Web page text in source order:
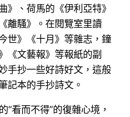
》、荷馬的《伊利亞特》
離騷》。在閱覽室里讀
世》《十月》等雜志，鐘
《文藝報》等報紙的副
手抄一些好詩好文，這般
記本的手抄詩文。
“看而不得”的復雜心境，